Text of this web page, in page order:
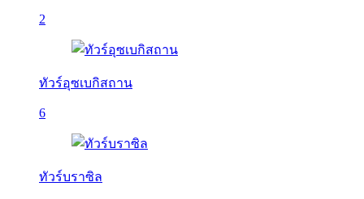
2
ทัวร์อุซเบกิสถาน
6
ทัวร์บราซิล